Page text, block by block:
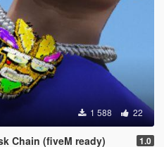
1 588 22
Chain (fiveM ready) 1.0